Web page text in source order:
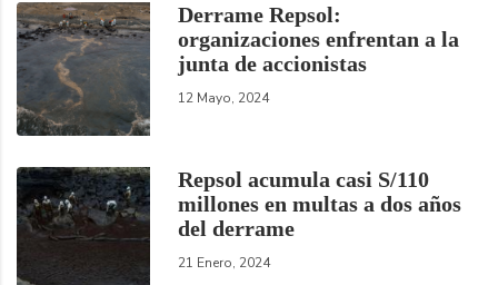
Derrame Repsol:
organizaciones enfrentan a la
junta de accionistas
12 Mayo, 2024
Repsol acumula casi S/110
millones en multas a dos años
del derrame
21 Enero, 2024